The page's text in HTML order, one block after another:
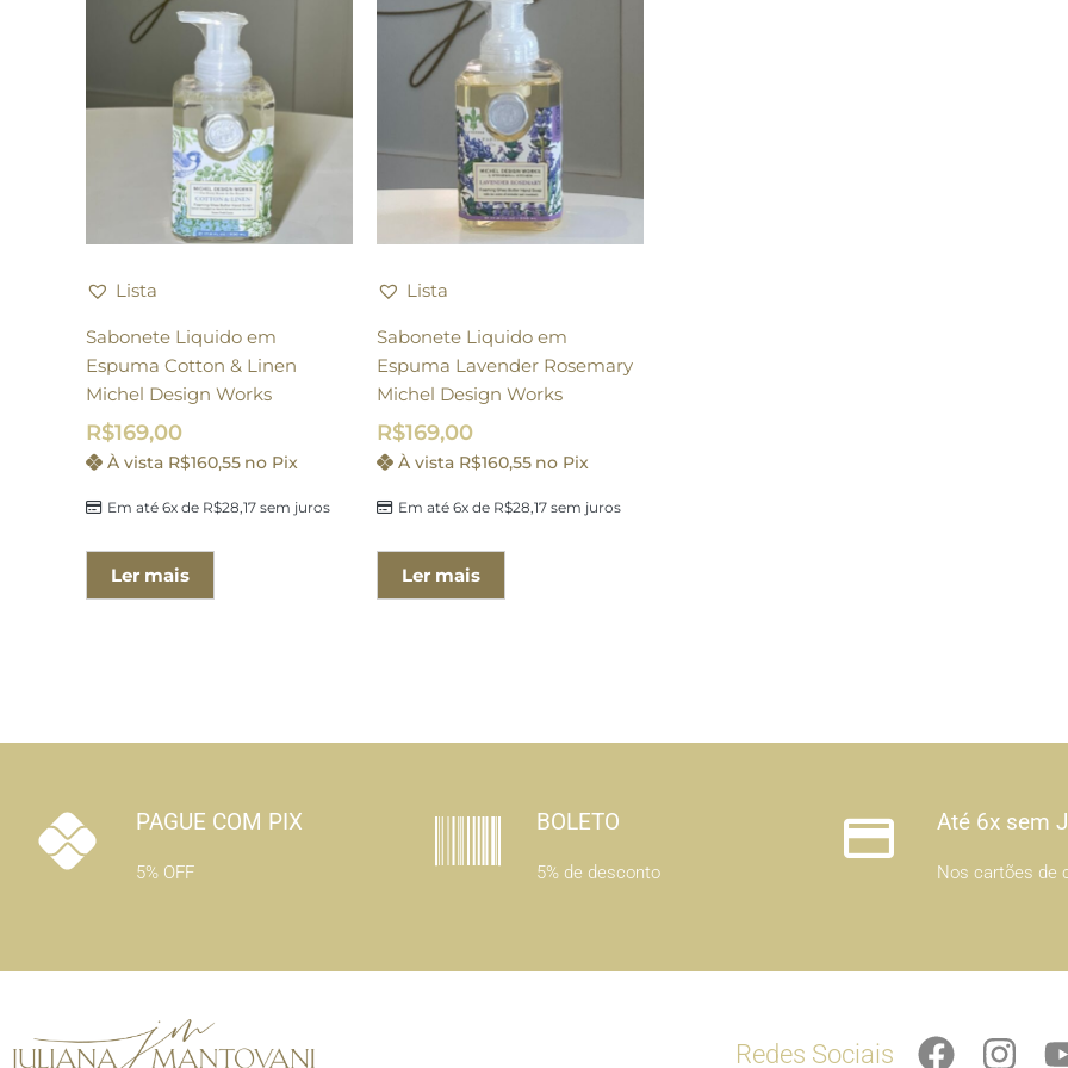
Lista
Sabonete Liquido em
Espuma Cotton & Linen
Michel Design Works
R$169,00
Em até 6x de R$28,17sem juros
À vista R$160,55 no Pix
Ler mais
Lista
Sabonete Liquido em
Espuma Lavender Rosemary
Michel Design Works
R$169,00
Em até 6x de R$28,17sem juros
À vista R$160,55 no Pix
Ler mais
PAGUE COM PIX
5% OFF
BOLETO
5% de desconto
Até 6x sem
Nos cartões de
Redes Sociais
F
I